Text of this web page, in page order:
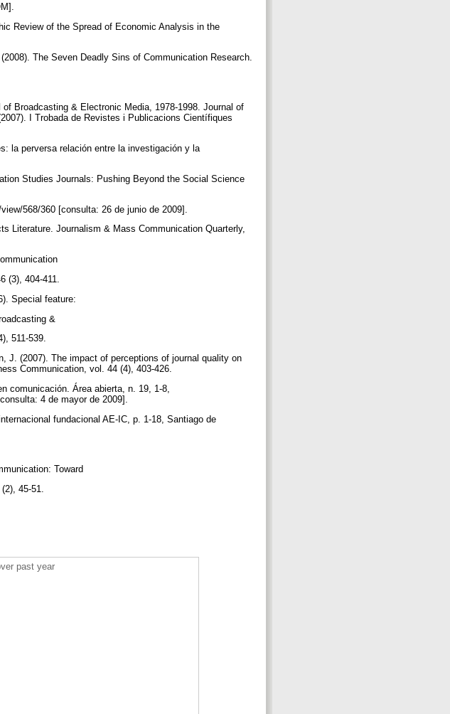
Review of the Spread of Economic Analysis in the
The Seven Deadly Sins of Communication Research.
Broadcasting & Electronic Media, 1978-1998. Journal of
I Trobada de Revistes i Publicacions Científiques
la perversa relación entre la investigación y la
Studies Journals: Pushing Beyond the Social Science
568/360 [consulta: 26 de junio de 2009].
Literature. Journalism & Mass Communication Quarterly,
(3), 404-411.
Special feature:
&
511-539.
J. (2007). The impact of perceptions of journal quality on
Communication, vol. 44 (4), 403-426.
comunicación. Área abierta, n. 19, 1-8,
4 de mayor de 2009].
fundacional AE-IC, p. 1-18, Santiago de
Toward
45-51.
past year